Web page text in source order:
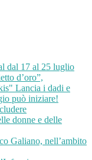
dal 17 al 25 luglio
d’oro”,
Lancia i dadi e
può iniziare!
donne e delle
Galiano, nell’ambito